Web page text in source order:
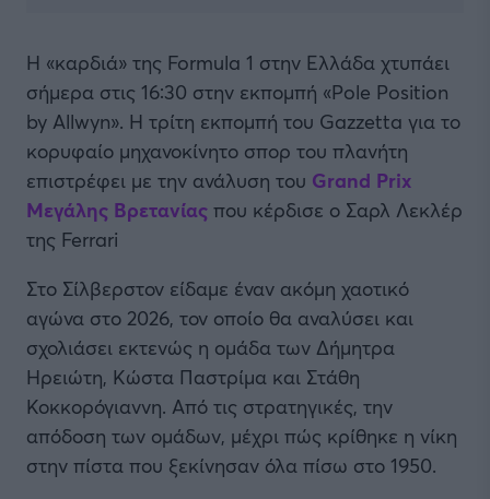
H «καρδιά» της Formula 1 στην Ελλάδα χτυπάει
σήμερα στις 16:30 στην εκπομπή «Pole Position
by Allwyn». Η τρίτη εκπομπή του Gazzetta για το
κορυφαίο μηχανοκίνητο σπορ του πλανήτη
επιστρέφει με την ανάλυση του Grand Prix
Μεγάλης Βρετανίας που κέρδισε ο Σαρλ Λεκλέρ
της Ferrari
Στο Σίλβερστον είδαμε έναν ακόμη χαοτικό
αγώνα στο 2026, τον οποίο θα αναλύσει και
σχολιάσει εκτενώς η ομάδα των Δήμητρα
Ηρειώτη, Κώστα Παστρίμα και Στάθη
Κοκκορόγιαννη. Από τις στρατηγικές, την
απόδοση των ομάδων, μέχρι πώς κρίθηκε η νίκη
στην πίστα που ξεκίνησαν όλα πίσω στο 1950.